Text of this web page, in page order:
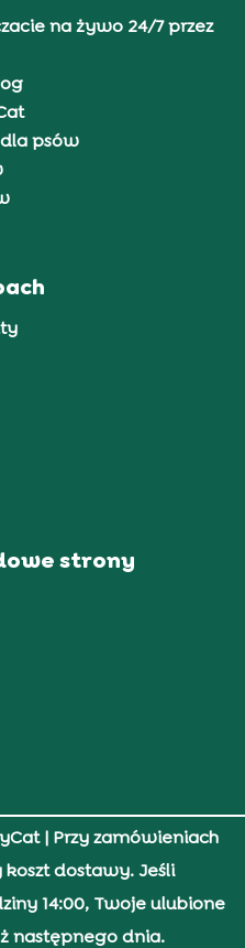
na żywo 24/7 przez
psów
strony
| Przy zamówieniach
dostawy. Jeśli
14:00, Twoje ulubione
następnego dnia.